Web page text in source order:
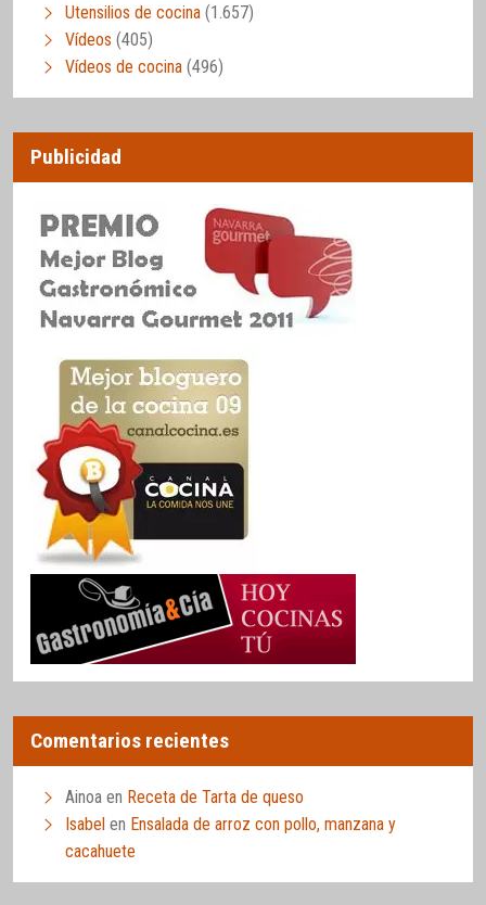
Utensilios de cocina (1.657)
Vídeos (405)
Vídeos de cocina (496)
Publicidad
Comentarios recientes
Ainoa en Receta de Tarta de queso
Isabel en Ensalada de arroz con pollo, manzana y
cacahuete